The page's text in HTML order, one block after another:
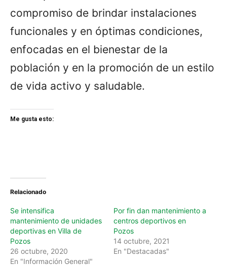
compromiso de brindar instalaciones
funcionales y en óptimas condiciones,
enfocadas en el bienestar de la
población y en la promoción de un estilo
de vida activo y saludable.
Me gusta esto:
Relacionado
Se intensifica
mantenimiento de unidades
deportivas en Villa de
Pozos
26 octubre, 2020
En "Información General"
Por fin dan mantenimiento a
centros deportivos en
Pozos
14 octubre, 2021
En "Destacadas"